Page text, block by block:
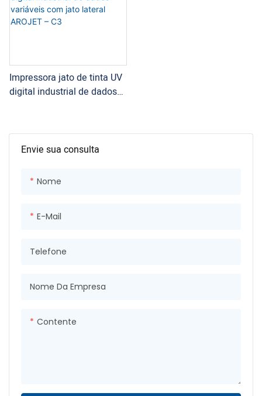
Envie sua consulta
Nome
E-Mail
Telefone
Nome Da Empresa
Contente
Impressora jato de tinta UV
digital industrial de dados